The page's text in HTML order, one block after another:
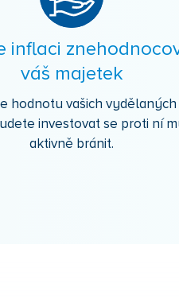
inflaci
váš majetek
hodnotu vašich vydělaných
investovat se proti ní
aktivně bránit.